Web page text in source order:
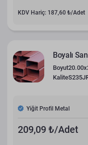
KDV Hariç: 187,60 ₺/Adet
Boyalı
Boyut
Kalite
Yiğit Profil Metal
209,09 ₺/Adet